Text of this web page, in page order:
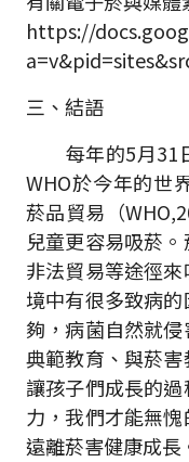
https://
三、結語
每年的5月31
WHO於今年的世
菸品貿易（
兒童更容易吸菸
非法貿易等途徑
境中有很多致病
夠，病菌自然就
典範教育、與菸害
讓孩子們成長的
力，我們才能無
遠離菸害健康成長